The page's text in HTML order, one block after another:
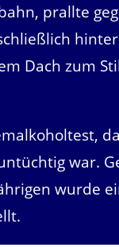
prallte
Dach zum
war.
wurde